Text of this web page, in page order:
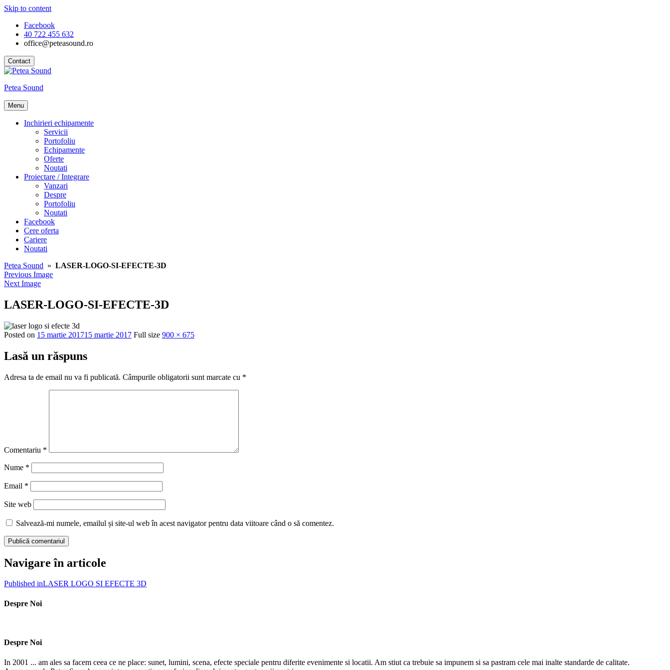
Skip to content
Facebook
40 722 455 632
office@peteasound.ro
Contact
Petea Sound
Menu
Inchirieri echipamente
Servicii
Portofoliu
Echipamente
Oferte
Noutati
Proiectare / Integrare
Vanzari
Despre
Portofoliu
Noutati
Facebook
Cere oferta
Cariere
Noutati
Petea Sound » LASER-LOGO-SI-EFECTE-3D
Previous Image
Next Image
LASER-LOGO-SI-EFECTE-3D
Posted on 15 martie 201715 martie 2017 Full size 900 × 675
Lasă un răspuns
Adresa ta de email nu va fi publicată. Câmpurile obligatorii sunt marcate cu *
Comentariu *
Nume *
Email *
Site web
Salvează-mi numele, emailul și site-ul web în acest navigator pentru data viitoare când o să comentez.
Navigare în articole
Published inLASER LOGO SI EFECTE 3D
Despre Noi
Despre Noi
In 2001 ... am ales sa facem ceea ce ne place: sunet, lumini, scena, efecte speciale pentru diferite evenimente si locatii. Am stiut ca trebuie sa impunem si sa pastram cele mai inalte standarde de calitate.